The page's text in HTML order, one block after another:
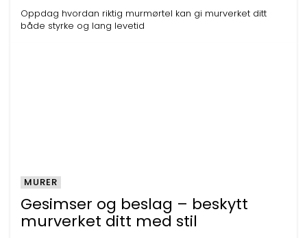
Oppdag hvordan riktig murmørtel kan gi murverket ditt
både styrke og lang levetid
Gesimser og beslag – beskytt
murverket ditt med stil
MURER